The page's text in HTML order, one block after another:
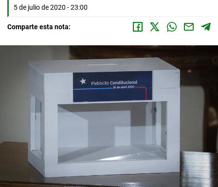
5 de julio de 2020 - 23:00
Comparte esta nota: